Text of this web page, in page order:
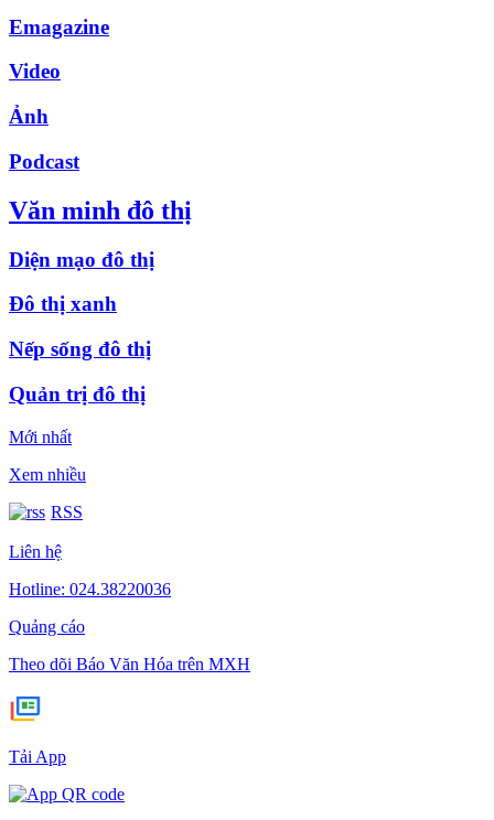
Emagazine
Video
Ảnh
Podcast
Văn minh đô thị
Diện mạo đô thị
Đô thị xanh
Nếp sống đô thị
Quản trị đô thị
Mới nhất
Xem nhiều
RSS
Liên hệ
Hotline: 024.38220036
Quảng cáo
Theo dõi Báo Văn Hóa trên MXH
Tải App